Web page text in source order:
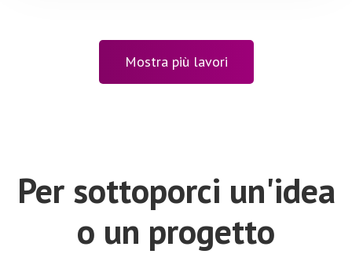
Mostra più lavori
Per sottoporci un'idea
o un progetto